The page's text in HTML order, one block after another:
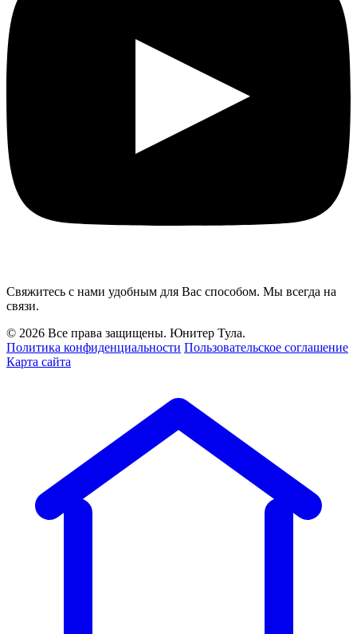
Свяжитесь с нами удобным для Вас способом. Мы всегда на
связи.
© 2026 Все права защищены. Юнитер Тула.
Политика конфиденциальности Пользовательское соглашение
Карта сайта